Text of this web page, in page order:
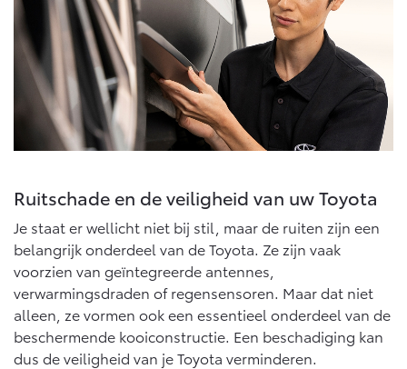
Toyota C-HR+
BATTERIJ-ELEKTRISCH
Vanaf € 37.995,-
RAV4
PLUG-IN HYBRIDE
Vanaf € 49.995,-
bZ4X
BATTERIJ-ELEKTRISCH
bZ4X Touring
BATTERIJ-ELEKTRISCH
Connected
Connected Services
MyToyota login
MyToyota App
Multimedia
Connected check
Navigatie updates
Ruitschade en de veiligheid van uw Toyota
Je staat er wellicht niet bij stil, maar de ruiten zijn een
belangrijk onderdeel van de Toyota. Ze zijn vaak
voorzien van geïntegreerde antennes,
verwarmingsdraden of regensensoren. Maar dat niet
alleen, ze vormen ook een essentieel onderdeel van de
beschermende kooiconstructie. Een beschadiging kan
dus de veiligheid van je Toyota verminderen.